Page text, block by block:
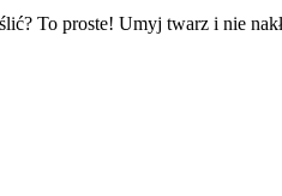
To proste! Umyj twarz i nie